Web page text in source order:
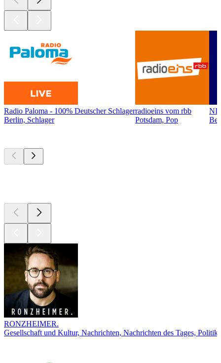
Radio Paloma - 100% Deutscher Schlager
Berlin, Schlager
radioeins vom rbb
Potsdam, Pop
RONZHEIMER.
Gesellschaft und Kultur, Nachrichten, Nachrichten des Tages, Politik